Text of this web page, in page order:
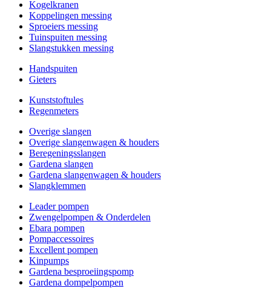
Kogelkranen
Koppelingen messing
Sproeiers messing
Tuinspuiten messing
Slangstukken messing
Handspuiten
Gieters
Kunststoftules
Regenmeters
Overige slangen
Overige slangenwagen & houders
Beregeningsslangen
Gardena slangen
Gardena slangenwagen & houders
Slangklemmen
Leader pompen
Zwengelpompen & Onderdelen
Ebara pompen
Pompaccessoires
Excellent pompen
Kinpumps
Gardena besproeiingspomp
Gardena dompelpompen